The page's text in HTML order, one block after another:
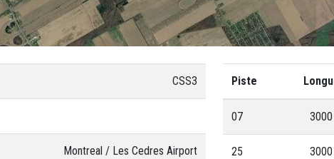
CSS3
Montreal / Les Cedres Airport
Piste
07
25